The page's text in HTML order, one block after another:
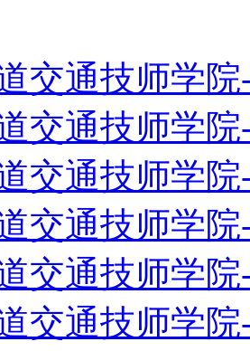
交通技师学
交通技师学
交通技师学
交通技师学
交通技师学
交通技师学